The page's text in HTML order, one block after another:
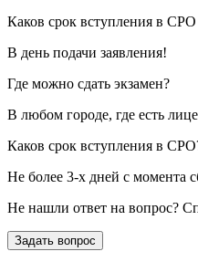
Каков срок вступления в
В день подачи заявления!
Где можно сдать экзамен?
В любом городе, где есть
Каков срок вступления в
Не более 3-х дней с момента
Не нашли ответ на вопрос?
Задать вопрос